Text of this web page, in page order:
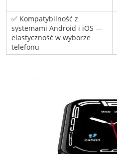
✅ Kompatybilność z
systemami Android i iOS —
elastyczność w wyborze
telefonu